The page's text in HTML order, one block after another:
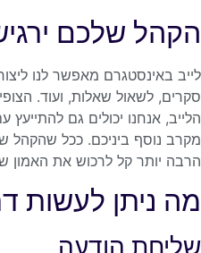
הקהל שלכם
לייב באינסטגרם מאפשר לנו
סקרים, לשאול שאלות, ועוד.
הלייב, אנחנו יכולים גם להתייעץ
מקרב נוסף ביניכם. ככל שהקהל
הרבה יותר קל לרכוש את האמון
מה ניתן לעשות
שליחת הודעה